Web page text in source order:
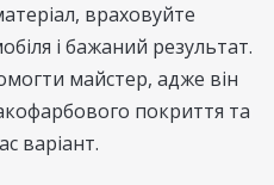
враховуйте
і бажаний результат.
майстер, адже він
покриття та
варіант.